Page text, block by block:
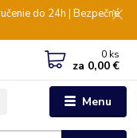
do 24h | Bezpečné
Menu
0 ks
za 0,00 €